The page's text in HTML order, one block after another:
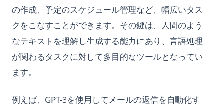
の作成、予定のスケジュール管理など、幅広いタス
クをこなすことができます。その鍵は、人間のよう
なテキストを理解し生成する能力にあり、言語処理
が関わるタスクに対して多目的なツールとなってい
ます。
例えば、GPT-3を使用してメールの返信を自動化す